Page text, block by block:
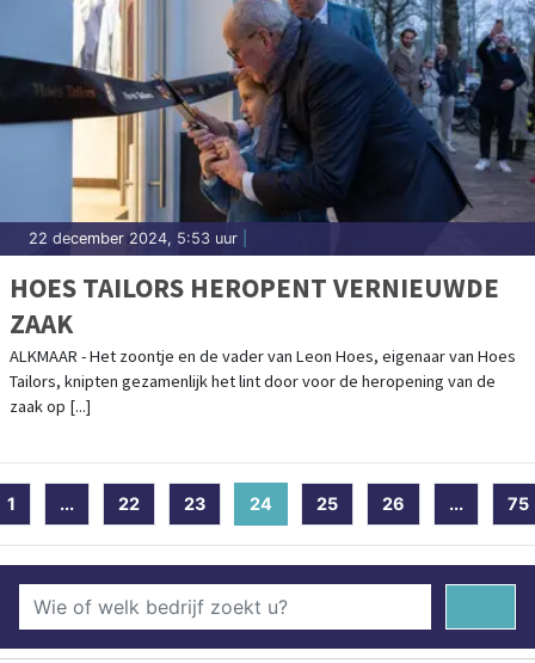
22 december 2024, 5:53 uur
HOES TAILORS HEROPENT VERNIEUWDE
ZAAK
ALKMAAR - Het zoontje en de vader van Leon Hoes, eigenaar van Hoes
Tailors, knipten gezamenlijk het lint door voor de heropening van de
zaak op [...]
1 ... 22 23 24 (current)
25 26 ... 75